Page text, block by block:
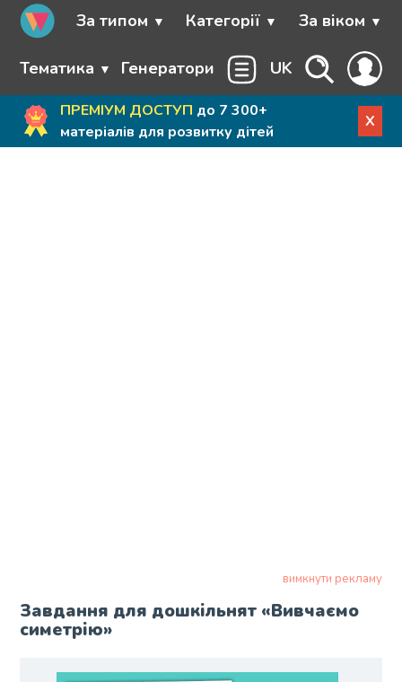
За типом Категорії За віком
Тематика Генератори UK
ПРЕМІУМ ДОСТУП до 7 300+
матеріалів для розвитку дітей
X
вимкнути рекламу
Завдання для дошкільнят «Вивчаємо
симетрію»